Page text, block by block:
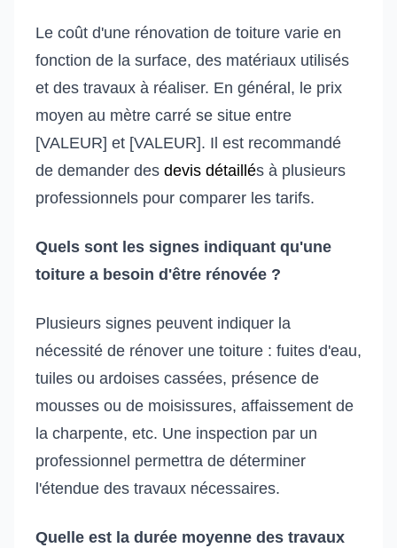
Le coût d'une rénovation de toiture varie en
fonction de la surface, des matériaux utilisés
et des travaux à réaliser. En général, le prix
moyen au mètre carré se situe entre
[VALEUR] et [VALEUR]. Il est recommandé
de demander des devis détaillés à plusieurs
professionnels pour comparer les tarifs.
Quels sont les signes indiquant qu'une
toiture a besoin d'être rénovée ?
Plusieurs signes peuvent indiquer la
nécessité de rénover une toiture : fuites d'eau,
tuiles ou ardoises cassées, présence de
mousses ou de moisissures, affaissement de
la charpente, etc. Une inspection par un
professionnel permettra de déterminer
l'étendue des travaux nécessaires.
Quelle est la durée moyenne des travaux